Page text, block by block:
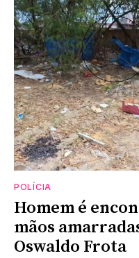
POLÍCIA
Homem é
mãos
Oswaldo Frota